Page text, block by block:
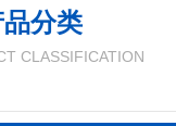
品分类
CLASSIFICATION